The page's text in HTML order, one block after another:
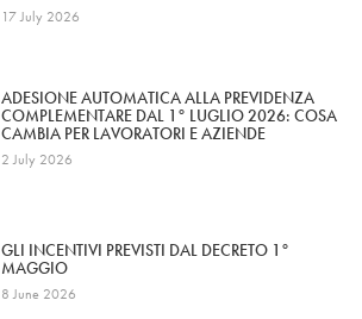
17 July 2026
ADESIONE AUTOMATICA ALLA PREVIDENZA
COMPLEMENTARE DAL 1° LUGLIO 2026: COSA
CAMBIA PER LAVORATORI E AZIENDE
2 July 2026
GLI INCENTIVI PREVISTI DAL DECRETO 1°
MAGGIO
8 June 2026